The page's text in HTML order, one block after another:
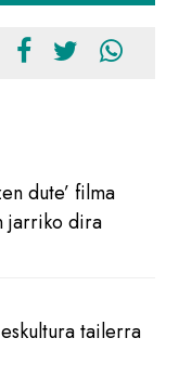
dute’ filma
jarriko dira
tailerra